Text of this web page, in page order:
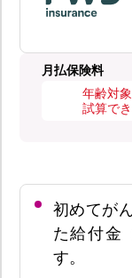
月払保険料
年齢対
試算で
初めてが
た給付金
す。